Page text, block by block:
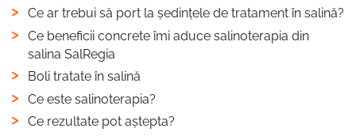
Ce ar trebui să port la ședințele de tratament în salină?
Ce beneficii concrete îmi aduce salinoterapia din
salina SalRegia
Boli tratate în salină
Ce este salinoterapia?
Ce rezultate pot aștepta?